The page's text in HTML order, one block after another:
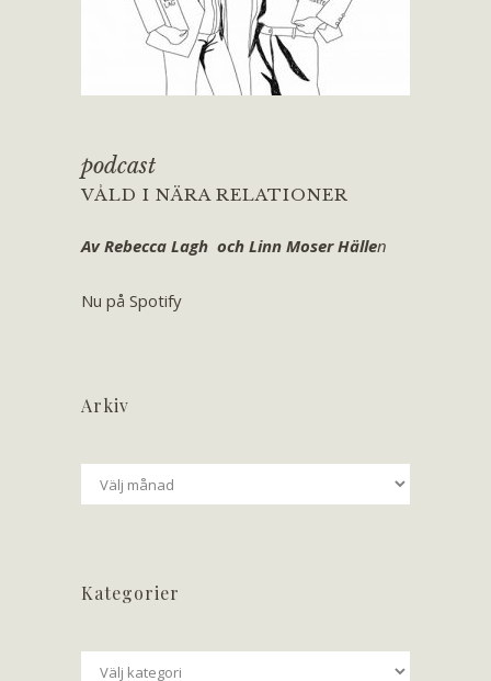
podcast
VÅLD I NÄRA RELATIONER
Av Rebecca Lagh och Linn Moser Hällen
Nu på Spotify
Arkiv
Arkiv
Kategorier
Kategorier